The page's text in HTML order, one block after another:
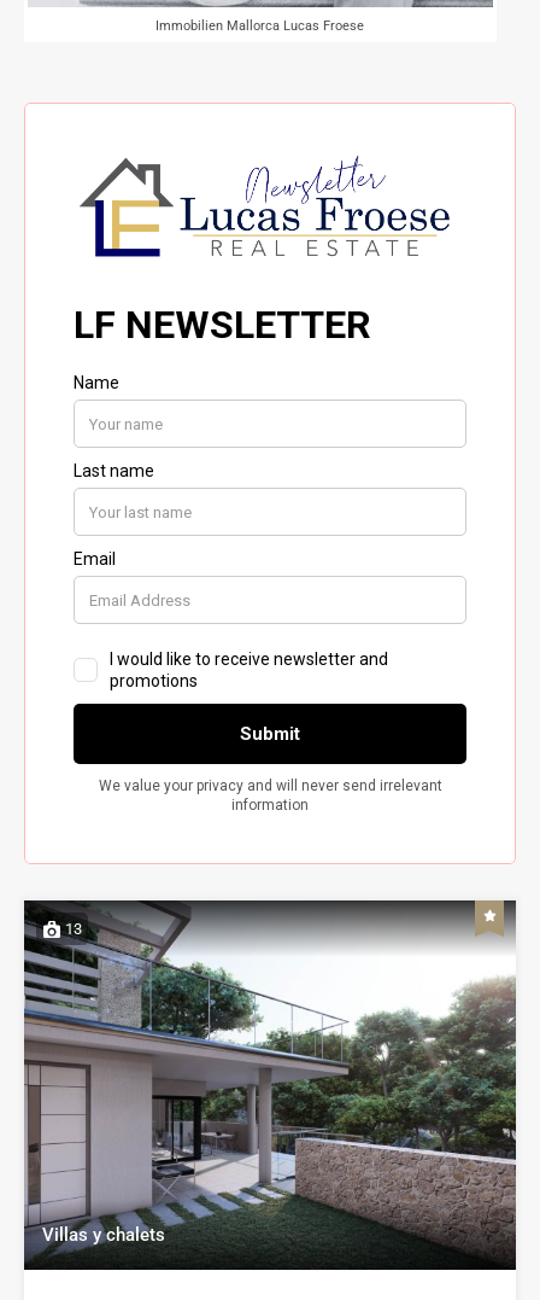
Immobilien Mallorca Lucas Froese
13
Villas y chalets